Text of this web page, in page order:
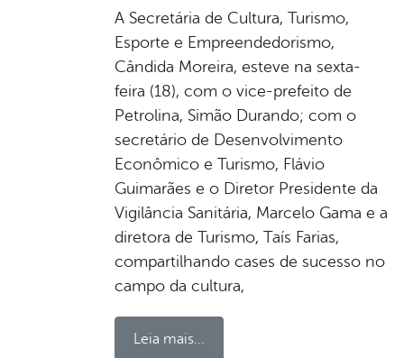
A Secretária de Cultura, Turismo,
Esporte e Empreendedorismo,
Cândida Moreira, esteve na sexta-
feira (18), com o vice-prefeito de
Petrolina, Simão Durando; com o
secretário de Desenvolvimento
Econômico e Turismo, Flávio
Guimarães e o Diretor Presidente da
Vigilância Sanitária, Marcelo Gama e a
diretora de Turismo, Taís Farias,
compartilhando cases de sucesso no
campo da cultura,
Leia mais...